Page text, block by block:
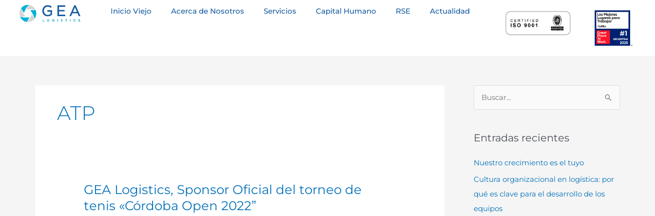
Inicio Viejo Acerca de Nosotros Servicios Capital Humano RSE Actualidad
ATP
GEA Logistics, Sponsor Oficial del torneo de
tenis «Córdoba Open 2022”
GEA
Logistics,
Sponsor
c
a
Entradas recientes
Nuestro crecimiento es el tuyo
Cultura organizacional en logística: por
qué es clave para el desarrollo de los
equipos